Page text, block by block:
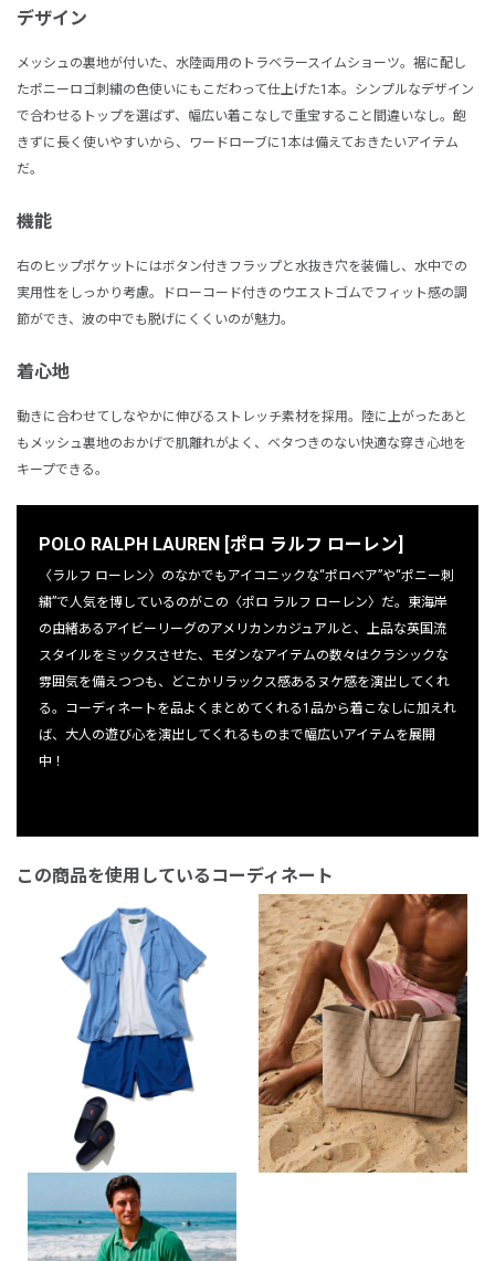
デザイン
メッシュの裏地が付いた、水陸両用のトラベラースイムショーツ。裾に配し
たポニーロゴ刺繍の色使いにもこだわって仕上げた1本。シンプルなデザイン
で合わせるトップを選ばず、幅広い着こなしで重宝すること間違いなし。飽
きずに長く使いやすいから、ワードローブに1本は備えておきたいアイテム
だ。
機能
右のヒップポケットにはボタン付きフラップと水抜き穴を装備し、水中での
実用性をしっかり考慮。ドローコード付きのウエストゴムでフィット感の調
節ができ、波の中でも脱げにくくいのが魅力。
着心地
動きに合わせてしなやかに伸びるストレッチ素材を採用。陸に上がったあと
もメッシュ裏地のおかげで肌離れがよく、ベタつきのない快適な穿き心地を
キープできる。
POLO RALPH LAUREN [ポロ ラルフ ローレン]
〈ラルフ ローレン〉のなかでもアイコニックな“ポロベア”や“ポニー刺
繍”で人気を博しているのがこの〈ポロ ラルフ ローレン〉だ。東海岸
の由緒あるアイビーリーグのアメリカンカジュアルと、上品な英国流
スタイルをミックスさせた、モダンなアイテムの数々はクラシックな
雰囲気を備えつつも、どこかリラックス感あるヌケ感を演出してくれ
る。コーディネートを品よくまとめてくれる1品から着こなしに加えれ
ば、大人の遊び心を演出してくれるものまで幅広いアイテムを展開
中！
この商品を使用しているコーディネート